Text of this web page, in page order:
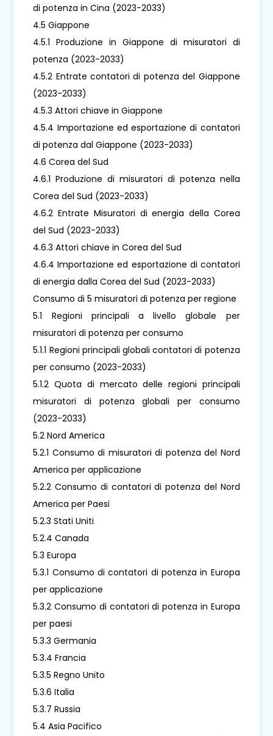
di potenza in Cina (2023-2033)
4.5 Giappone
4.5.1 Produzione in Giappone di misuratori di
potenza (2023-2033)
4.5.2 Entrate contatori di potenza del Giappone
(2023-2033)
4.5.3 Attori chiave in Giappone
4.5.4 Importazione ed esportazione di contatori
di potenza dal Giappone (2023-2033)
4.6 Corea del Sud
4.6.1 Produzione di misuratori di potenza nella
Corea del Sud (2023-2033)
4.6.2 Entrate Misuratori di energia della Corea
del Sud (2023-2033)
4.6.3 Attori chiave in Corea del Sud
4.6.4 Importazione ed esportazione di contatori
di energia dalla Corea del Sud (2023-2033)
Consumo di 5 misuratori di potenza per regione
5.1 Regioni principali a livello globale per
misuratori di potenza per consumo
5.1.1 Regioni principali globali contatori di potenza
per consumo (2023-2033)
5.1.2 Quota di mercato delle regioni principali
misuratori di potenza globali per consumo
(2023-2033)
5.2 Nord America
5.2.1 Consumo di misuratori di potenza del Nord
America per applicazione
5.2.2 Consumo di contatori di potenza del Nord
America per Paesi
5.2.3 Stati Uniti
5.2.4 Canada
5.3 Europa
5.3.1 Consumo di contatori di potenza in Europa
per applicazione
5.3.2 Consumo di contatori di potenza in Europa
per paesi
5.3.3 Germania
5.3.4 Francia
5.3.5 Regno Unito
5.3.6 Italia
5.3.7 Russia
5.4 Asia Pacifico